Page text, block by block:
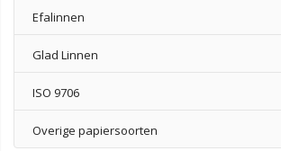
Efalinnen
Glad Linnen
ISO 9706
Overige papiersoorten